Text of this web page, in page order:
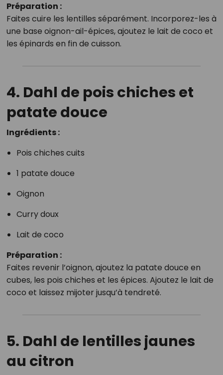
Préparation :
Faites cuire les lentilles séparément. Incorporez-les à
une base oignon-ail-épices, ajoutez le lait de coco et
les épinards en fin de cuisson.
4. Dahl de pois chiches et
patate douce
Ingrédients :
Pois chiches cuits
1 patate douce
Oignon
Curry doux
Lait de coco
Préparation :
Faites revenir l’oignon, ajoutez la patate douce en
cubes, les pois chiches et les épices. Ajoutez le lait de
coco et laissez mijoter jusqu’à tendreté.
5. Dahl de lentilles jaunes
au citron